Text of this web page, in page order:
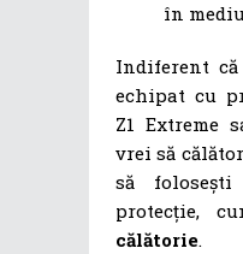
în
Indiferent
echipat cu
Z1 Extreme
vrei să
să
protecție,
călătorie.